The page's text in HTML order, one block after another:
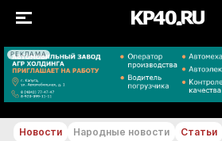
РЕКЛАМА
Новости Народные новости Статьи